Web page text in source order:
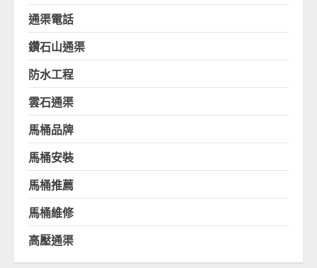
通渠電話
鑽石山通渠
防水工程
雲石通渠
馬桶品牌
馬桶安裝
馬桶推薦
馬桶維修
高壓通渠